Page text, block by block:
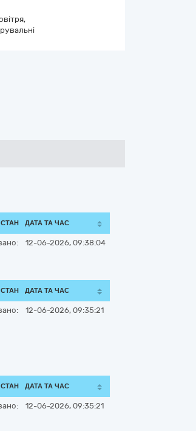
СТАН ДАТА ТА ЧАС
12-06-2026, 09:38:04
СТАН ДАТА ТА ЧАС
12-06-2026, 09:35:21
СТАН ДАТА ТА ЧАС
12-06-2026, 09:35:21